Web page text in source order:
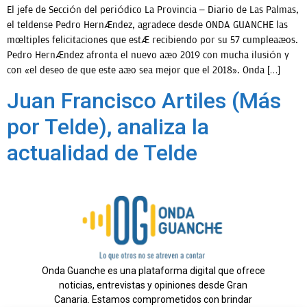
El jefe de Sección del periódico La Provincia – Diario de Las Palmas,
el teldense Pedro Hernández, agradece desde ONDA GUANCHE las
múltiples felicitaciones que está recibiendo por su 57 cumpleaños.
Pedro Hernández afronta el nuevo año 2019 con mucha ilusión y
con «el deseo de que este año sea mejor que el 2018». Onda […]
Juan Francisco Artiles (Más
por Telde), analiza la
actualidad de Telde
Onda Guanche es una plataforma digital que ofrece
noticias, entrevistas y opiniones desde Gran
Canaria. Estamos comprometidos con brindar